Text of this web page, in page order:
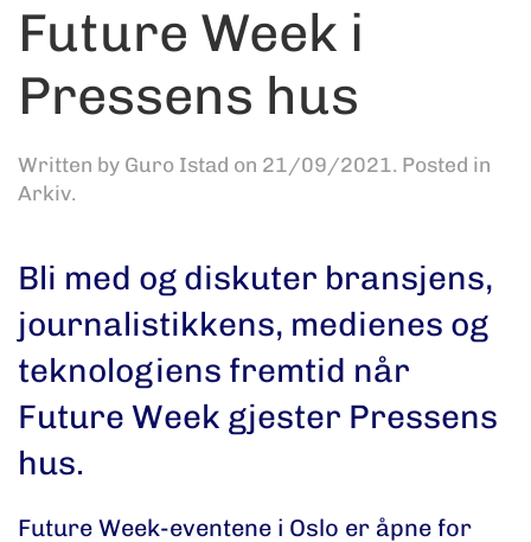
Future Week i
Pressens hus
Written by Guro Istad on 21/09/2021. Posted in
Arkiv.
Bli med og diskuter bransjens,
journalistikkens, medienes og
teknologiens fremtid når
Future Week gjester Pressens
hus.
Future Week-eventene i Oslo er åpne for